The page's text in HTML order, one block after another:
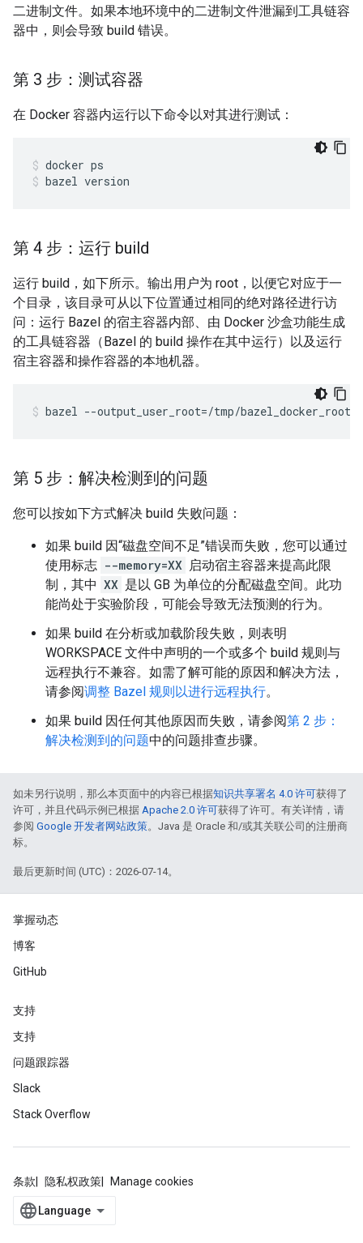
二进制文件。如果本地环境中的二进制文件泄漏到工具链容
器中，则会导致 build 错误。
第 3 步：测试容器
在 Docker 容器内运行以下命令以对其进行测试：
docker ps
bazel version
第 4 步：运行 build
运行 build，如下所示。输出用户为 root，以便它对应于一
个目录，该目录可从以下位置通过相同的绝对路径进行访
问：运行 Bazel 的宿主容器内部、由 Docker 沙盒功能生成
的工具链容器（Bazel 的 build 操作在其中运行）以及运行
宿主容器和操作容器的本地机器。
bazel --output_user_root=/tmp/bazel_docker_root
第 5 步：解决检测到的问题
您可以按如下方式解决 build 失败问题：
如果 build 因“磁盘空间不足”错误而失败，您可以通过
使用标志 --memory=XX 启动宿主容器来提高此限
制，其中 XX 是以 GB 为单位的分配磁盘空间。此功
能尚处于实验阶段，可能会导致无法预测的行为。
如果 build 在分析或加载阶段失败，则表明
WORKSPACE 文件中声明的一个或多个 build 规则与
远程执行不兼容。如需了解可能的原因和解决方法，
请参阅调整 Bazel 规则以进行远程执行。
如果 build 因任何其他原因而失败，请参阅第 2 步：
解决检测到的问题中的问题排查步骤。
如未另行说明，那么本页面中的内容已根据知识共享署名 4.0 许可获得了
许可，并且代码示例已根据 Apache 2.0 许可获得了许可。有关详情，请
参阅 Google 开发者网站政策。Java 是 Oracle 和/或其关联公司的注册商
标。
最后更新时间 (UTC)：2026-07-14。
掌握动态
博客
GitHub
支持
支持
问题跟踪器
Slack
Stack Overflow
条款 隐私权政策 Manage cookies